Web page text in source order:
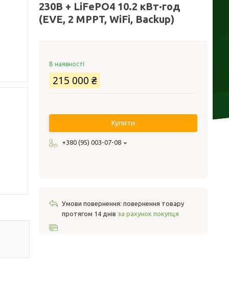
230В + LiFePO4 10.2 кВт·год
(EVE, 2 MPPT, WiFi, Backup)
В наявності
215 000 ₴
Купити
+380 (95) 003-07-08
повернення товару
протягом 14 днів за рахунок покупця